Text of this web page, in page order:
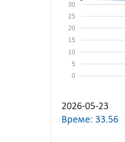
0
5
10
15
20
25
30
2026-05-23
Време: 33.56